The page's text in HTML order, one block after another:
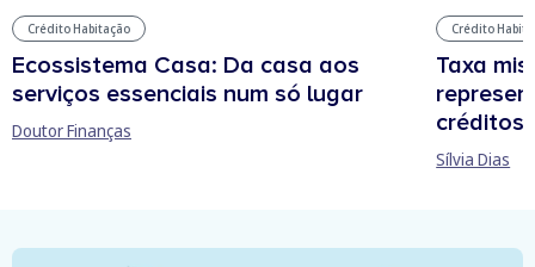
Crédito Habitação
Ecossistema Casa: Da casa aos
serviços essenciais num só lugar
Doutor Finanças
Crédito
Taxa
créditos
Sílvia Dias